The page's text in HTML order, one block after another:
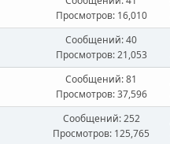
Просмотров: 16,010
Сообщений: 40
Просмотров: 21,053
Сообщений: 81
Просмотров: 37,596
Сообщений: 252
Просмотров: 125,765